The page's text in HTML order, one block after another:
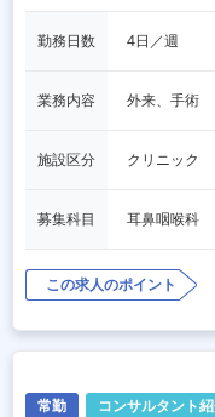
勤務日数 4日／週
業務内容 外来、手術
施設区分 クリニック
募集科目 耳鼻咽喉科
この求人のポイント
常勤 コンサルタント